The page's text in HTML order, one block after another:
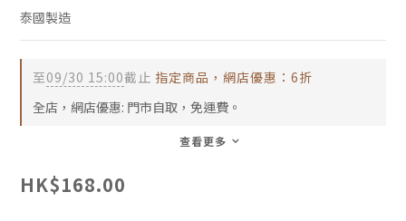
泰國製造
至09/30 15:00截止 指定商品，網店優惠：6折
全店，網店優惠: 門市自取，免運費。
查看更多
HK$168.00